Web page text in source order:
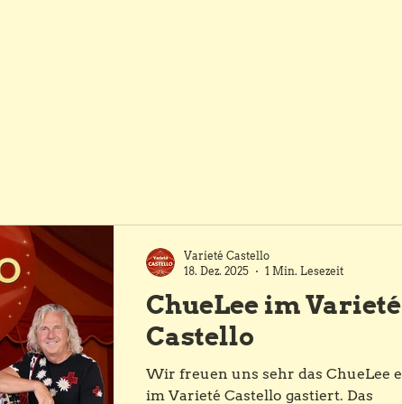
ChueLee im Varieté
Castello
Wir freuen uns sehr das ChueLee exklusiv
im Varieté Castello gastiert. Das
Varieté Castello
18. Dez. 2025
1 Min. Lesezeit